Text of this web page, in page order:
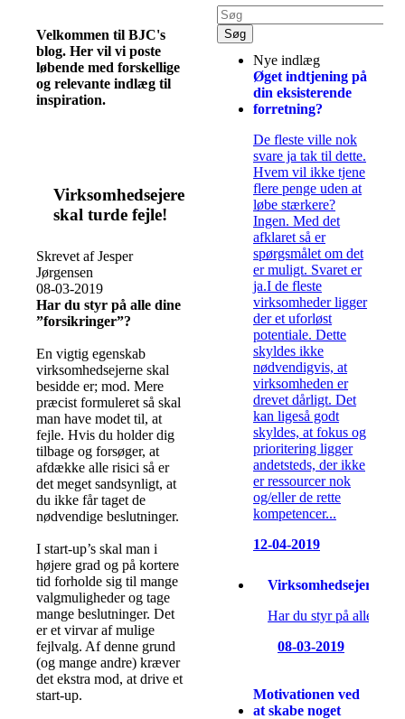
Velkommen til BJC's
blog. Her vil vi poste
løbende med forskellige
og relevante indlæg til
inspiration.
Virksomhedsejere
skal turde fejle!
Skrevet af Jesper
Jørgensen
08-03-2019
Har du styr på alle dine
”forsikringer”?
En vigtig egenskab
virksomhedsejerne skal
besidde er; mod. Mere
præcist formuleret så skal
man have modet til, at
fejle. Hvis du holder dig
tilbage og forsøger, at
afdække alle risici så er
det meget sandsynligt, at
du ikke får taget de
nødvendige beslutninger.
I start-up’s skal man i
højere grad og på kortere
tid forholde sig til mange
valgmuligheder og tage
mange beslutninger. Det
er et virvar af mulige
fejlvalg. Af denne grund
(og mange andre) kræver
det ekstra mod, at drive et
start-up.
Nye indlæg
Øget indtjening på
din eksisterende
forretning?
De fleste ville nok
svare ja tak til dette.
Hvem vil ikke tjene
flere penge uden at
løbe stærkere?
Ingen. Med det
afklaret så er
spørgsmålet om det
er muligt. Svaret er
ja.I de fleste
virksomheder ligger
der et uforløst
potentiale. Dette
skyldes ikke
nødvendigvis, at
virksomheden er
drevet dårligt. Det
kan ligeså godt
skyldes, at fokus og
prioritering ligger
andetsteds, der ikke
er ressourcer nok
og/eller de rette
kompetencer...
12-04-2019
Virksomhedsejere
Har du styr på alle
08-03-2019
Motivationen ved
at skabe noget